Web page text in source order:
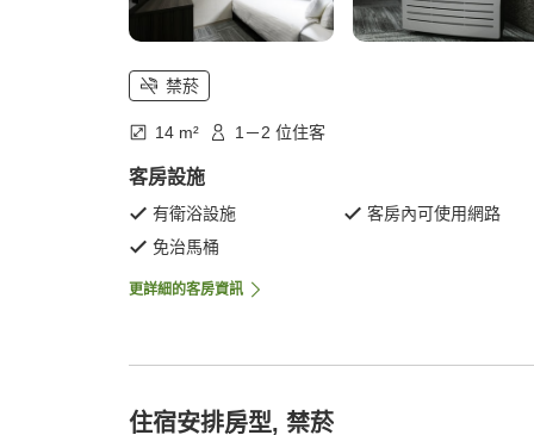
禁菸
14 m² 1－2 位住客
客房設施
有衛浴設施
客房內可使用網路
免治馬桶
更詳細的客房資訊
住宿安排房型, 禁菸